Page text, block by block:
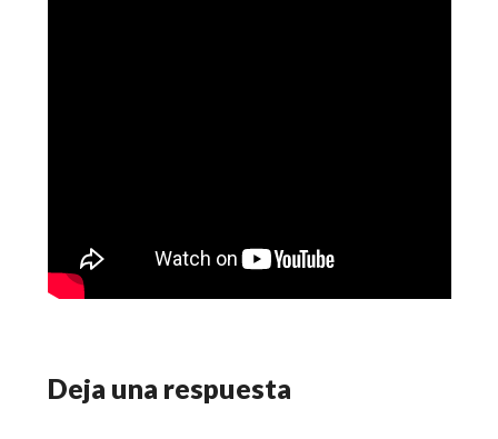
Deja una respuesta